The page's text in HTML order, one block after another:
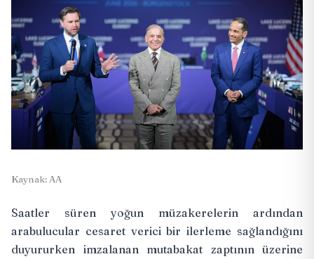
Kaynak: AA
Saatler süren yoğun müzakerelerin ardından
arabulucular cesaret verici bir ilerleme sağlandığını
duyururken imzalanan mutabakat zaptının üzerine